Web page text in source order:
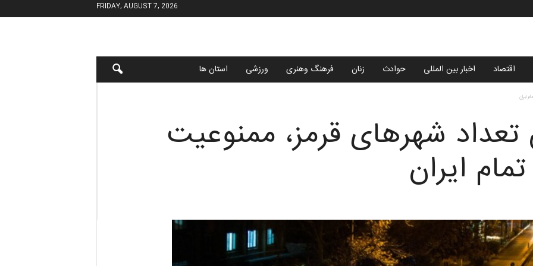
FRIDAY, AUGUST 7, 2026
اقتصاد اخبار بین المللی حوادث زنان فرهنگ وهنری ورزشی استان ها
ایران
شهرهای قرمز، ممنوعیت
ایران